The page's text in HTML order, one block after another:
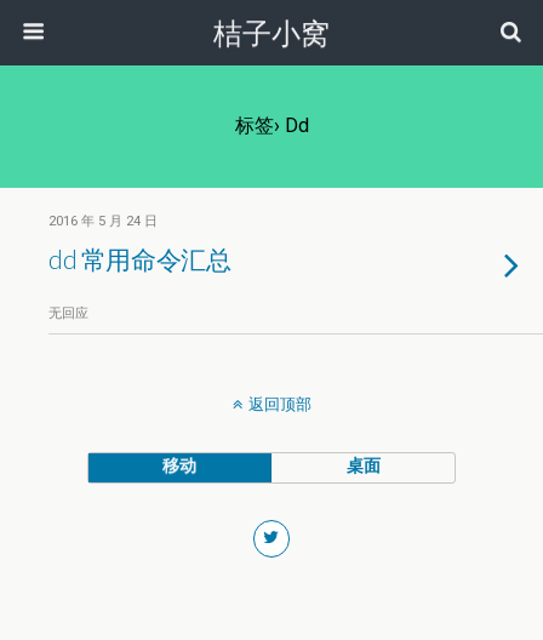
桔子小窝
标签› Dd
2016 年 5 月 24 日
dd 常用命令汇总
无回应
返回顶部
移动 桌面